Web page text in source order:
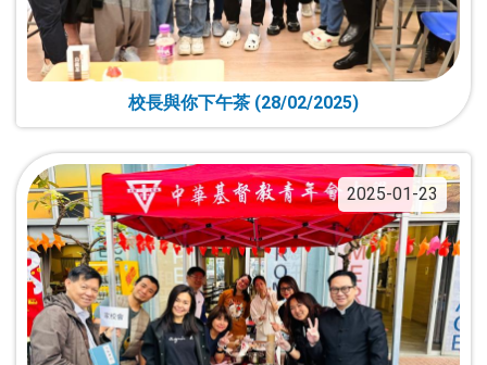
校長與你下午茶 (28/02/2025)
2025-01-23